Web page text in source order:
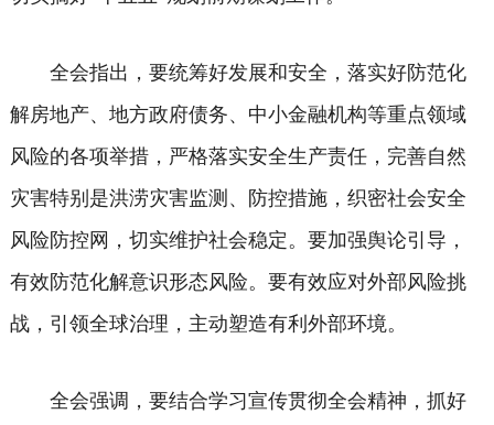
全会指出，要统筹好发展和安全，落实好防范化
解房地产、地方政府债务、中小金融机构等重点领域
风险的各项举措，严格落实安全生产责任，完善自然
灾害特别是洪涝灾害监测、防控措施，织密社会安全
风险防控网，切实维护社会稳定。要加强舆论引导，
有效防范化解意识形态风险。要有效应对外部风险挑
战，引领全球治理，主动塑造有利外部环境。
全会强调，要结合学习宣传贯彻全会精神，抓好